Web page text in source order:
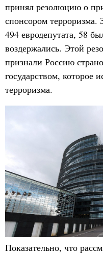
принял резолюцию о
спонсором терроризма.
494 евродепутата, 58
воздержались. Этой
признали Россию
государством, которое
терроризма.
Показательно, что